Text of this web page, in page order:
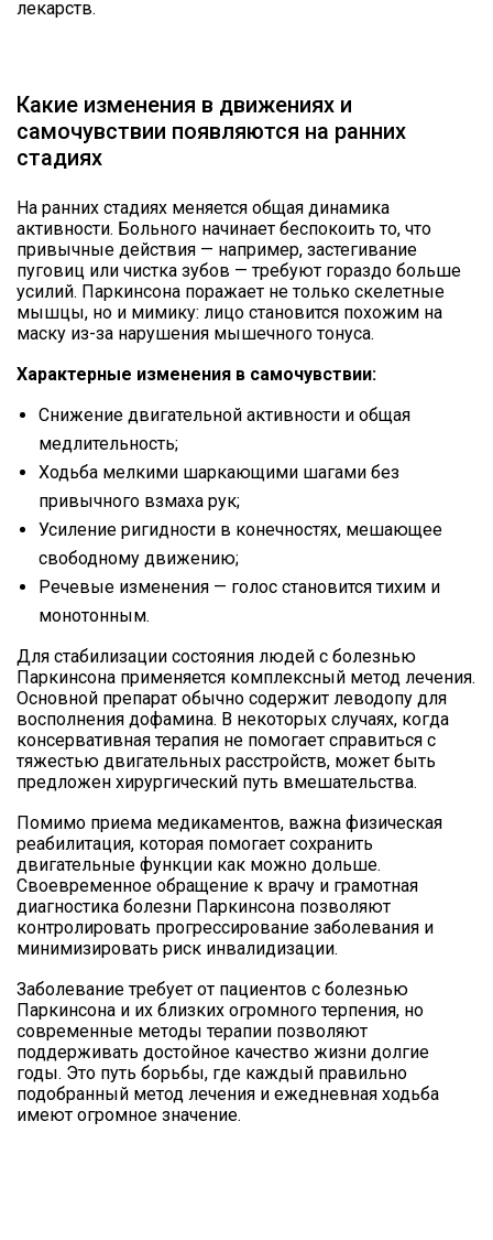
лекарств.
Какие изменения в движениях и
самочувствии появляются на ранних
стадиях
На ранних стадиях меняется общая динамика
активности. Больного начинает беспокоить то, что
привычные действия — например, застегивание
пуговиц или чистка зубов — требуют гораздо больше
усилий. Паркинсона поражает не только скелетные
мышцы, но и мимику: лицо становится похожим на
маску из-за нарушения мышечного тонуса.
Характерные изменения в самочувствии:
Снижение двигательной активности и общая
медлительность;
Ходьба мелкими шаркающими шагами без
привычного взмаха рук;
Усиление ригидности в конечностях, мешающее
свободному движению;
Речевые изменения — голос становится тихим и
монотонным.
Для стабилизации состояния людей с болезнью
Паркинсона применяется комплексный метод лечения.
Основной препарат обычно содержит леводопу для
восполнения дофамина. В некоторых случаях, когда
консервативная терапия не помогает справиться с
тяжестью двигательных расстройств, может быть
предложен хирургический путь вмешательства.
Помимо приема медикаментов, важна физическая
реабилитация, которая помогает сохранить
двигательные функции как можно дольше.
Своевременное обращение к врачу и грамотная
диагностика болезни Паркинсона позволяют
контролировать прогрессирование заболевания и
минимизировать риск инвалидизации.
Заболевание требует от пациентов с болезнью
Паркинсона и их близких огромного терпения, но
современные методы терапии позволяют
поддерживать достойное качество жизни долгие
годы. Это путь борьбы, где каждый правильно
подобранный метод лечения и ежедневная ходьба
имеют огромное значение.